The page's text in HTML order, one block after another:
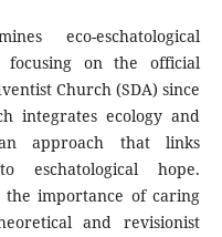
eco-eschatological
focusing on the official
Church (SDA) since
integrates ecology and
approach that links
eschatological hope.
the importance of caring
and revisionist